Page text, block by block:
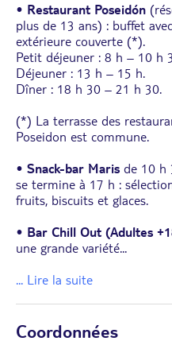
• Restaurant Poseidón
plus de 13 ans) : buffet
extérieure couverte (*).
Petit déjeuner : 8 h – 10 h
Déjeuner : 13 h – 15 h.
Dîner : 18 h 30 – 21 h 30.
(*) La terrasse des
Poseidon est commune.
• Snack-bar Maris de 10 h
se termine à 17 h :
fruits, biscuits et glaces.
• Bar Chill Out (Adultes
une grande variété...
... Lire la suite
Coordonnées